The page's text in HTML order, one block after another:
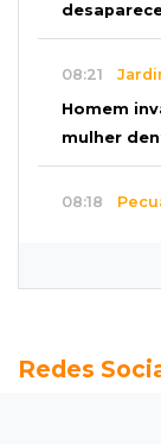
08:21
Homem
mulher
08:18
Roupinha
Redes